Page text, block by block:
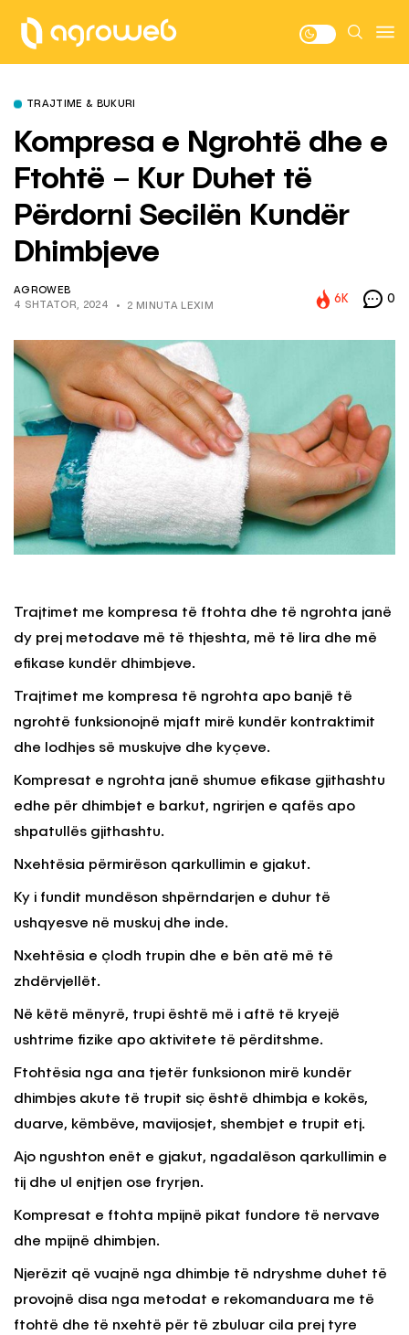
TRAJTIME & BUKURI
Kompresa e Ngrohtë dhe e
Ftohtë – Kur Duhet të
Përdorni Secilën Kundër
Dhimbjeve
AGROWEB
4 SHTATOR, 2024
2 MINUTA LEXIM
6K 0
Trajtimet me kompresa të ftohta dhe të ngrohta janë
dy prej metodave më të thjeshta, më të lira dhe më
efikase kundër dhimbjeve.
Trajtimet me kompresa të ngrohta apo banjë të
ngrohtë funksionojnë mjaft mirë kundër kontraktimit
dhe lodhjes së muskujve dhe kyçeve.
Kompresat e ngrohta janë shumue efikase gjithashtu
edhe për dhimbjet e barkut, ngrirjen e qafës apo
shpatullës gjithashtu.
Nxehtësia përmirëson qarkullimin e gjakut.
Ky i fundit mundëson shpërndarjen e duhur të
ushqyesve në muskuj dhe inde.
Nxehtësia e çlodh trupin dhe e bën atë më të
zhdërvjellët.
Në këtë mënyrë, trupi është më i aftë të kryejë
ushtrime fizike apo aktivitete të përditshme.
Ftohtësia nga ana tjetër funksionon mirë kundër
dhimbjes akute të trupit siç është dhimbja e kokës,
duarve, këmbëve, mavijosjet, shembjet e trupit etj.
Ajo ngushton enët e gjakut, ngadalëson qarkullimin e
tij dhe ul enjtjen ose fryrjen.
Kompresat e ftohta mpijnë pikat fundore të nervave
dhe mpijnë dhimbjen.
Njerëzit që vuajnë nga dhimbje të ndryshme duhet të
provojnë disa nga metodat e rekomanduara me të
ftohtë dhe të nxehtë për të zbuluar cila prej tyre